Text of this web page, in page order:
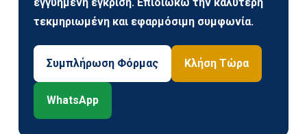
τεκμηριωμένη και εφαρμόσιμη συμφωνία.
Συμπλήρωση Φόρμας Κλήση Τώρα
WhatsApp